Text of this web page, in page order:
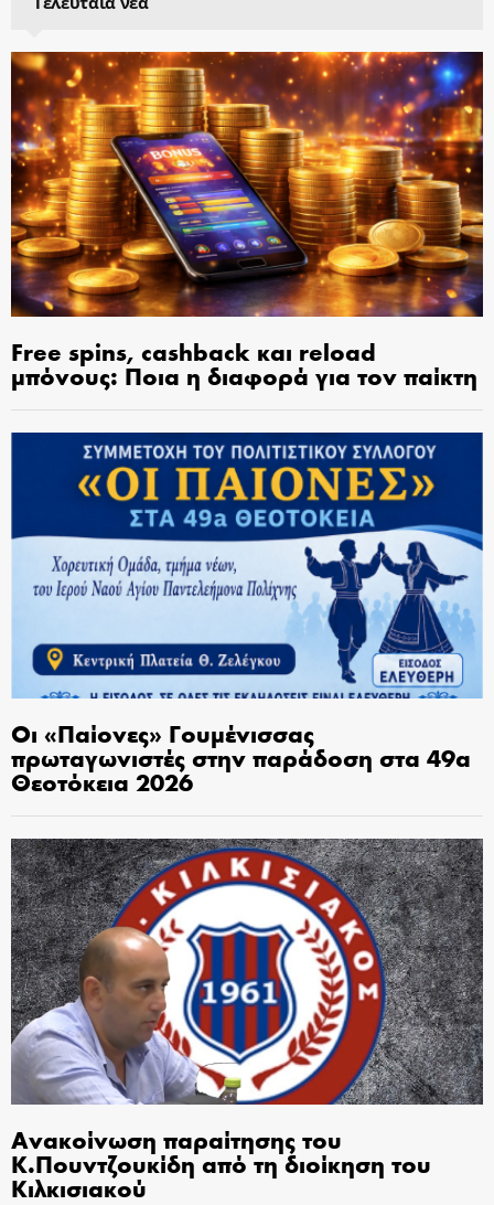
Free spins, cashback και reload
μπόνους: Ποια η διαφορά για τον παίκτη
Οι «Παίονες» Γουμένισσας
πρωταγωνιστές στην παράδοση στα 49α
Θεοτόκεια 2026
Ανακοίνωση παραίτησης του
Κ.Πουντζουκίδη από τη διοίκηση του
Κιλκισιακού